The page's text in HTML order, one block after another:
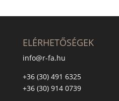
ELÉRHETŐSÉGEK
info@r-fa.hu
+36 (30) 491 6325
+36 (30) 914 0739